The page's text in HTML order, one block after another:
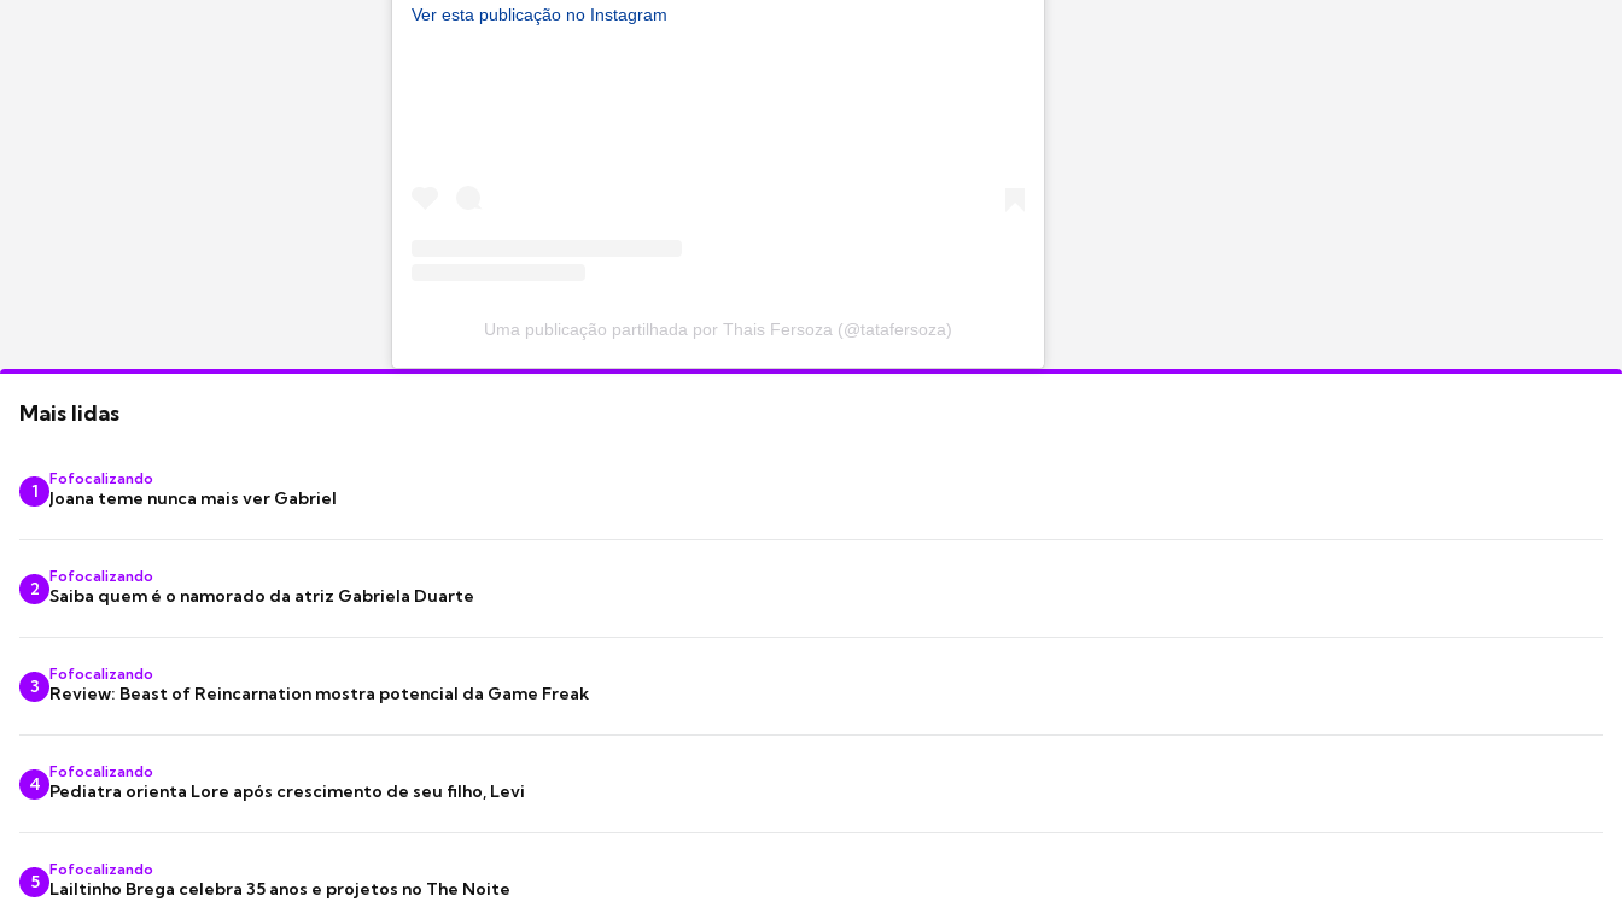
Ver esta publicação no Instagram
Uma publicação partilhada por Thais Fersoza (@tatafersoza)
Mais lidas
1
Fofocalizando
Joana teme nunca mais ver Gabriel
2
Fofocalizando
Saiba quem é o namorado da atriz Gabriela Duarte
3
Fofocalizando
Review: Beast of Reincarnation mostra potencial da Game Freak
4
Fofocalizando
Pediatra orienta Lore após crescimento de seu filho, Levi
5
Fofocalizando
Lailtinho Brega celebra 35 anos e projetos no The Noite